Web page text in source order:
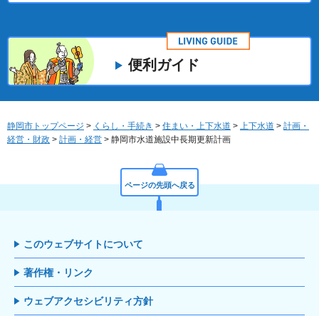
便利ガイド
静岡市トップページ > くらし・手続き > 住まい・上下水道 > 上下水道 > 計画・
経営・財政 > 計画・経営 > 静岡市水道施設中長期更新計画
ページの先頭へ戻る
このウェブサイトについて
著作権・リンク
ウェブアクセシビリティ方針